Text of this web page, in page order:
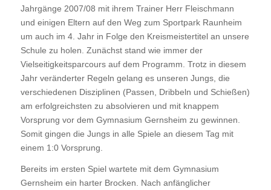
Jahrgänge 2007/08 mit ihrem Trainer Herr Fleischmann
und einigen Eltern auf den Weg zum Sportpark Raunheim
um auch im 4. Jahr in Folge den Kreismeistertitel an unsere
Schule zu holen. Zunächst stand wie immer der
Vielseitigkeitsparcours auf dem Programm. Trotz in diesem
Jahr veränderter Regeln gelang es unseren Jungs, die
verschiedenen Disziplinen (Passen, Dribbeln und Schießen)
am erfolgreichsten zu absolvieren und mit knappem
Vorsprung vor dem Gymnasium Gernsheim zu gewinnen.
Somit gingen die Jungs in alle Spiele an diesem Tag mit
einem 1:0 Vorsprung.
Bereits im ersten Spiel wartete mit dem Gymnasium
Gernsheim ein harter Brocken. Nach anfänglicher